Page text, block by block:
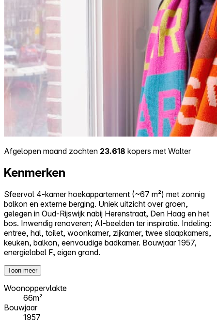
Afgelopen maand zochten 23.618 kopers met Walter
Kenmerken
Sfeervol 4-kamer hoekappartement (~67 m²) met zonnig
balkon en externe berging. Uniek uitzicht over groen,
gelegen in Oud-Rijswijk nabij Herenstraat, Den Haag en het
bos. Inwendig renoveren; AI-beelden ter inspiratie. Indeling:
entree, hal, toilet, woonkamer, zijkamer, twee slaapkamers,
keuken, balkon, eenvoudige badkamer. Bouwjaar 1957,
energielabel F, eigen grond.
Toon meer
Woonoppervlakte
66m²
Bouwjaar
1957